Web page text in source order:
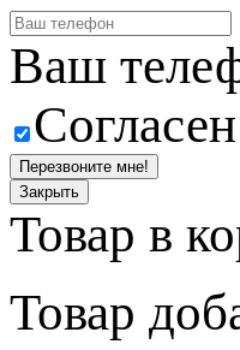
Ваш
Перезвоните мне!
Закрыть
Товар в
Товар